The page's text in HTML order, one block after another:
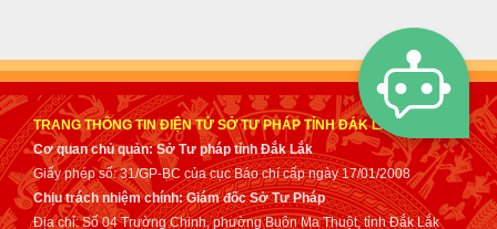
TRANG THÔNG TIN ĐIỆN TỬ SỞ TƯ PHÁP TỈNH ĐẮK LẮK
Cơ quan chủ quản: Sở Tư pháp tỉnh Đắk Lắk
Giấy phép số: 31/GP-BC của cục Báo chí cấp ngày 17/01/2008
Chịu trách nhiệm chính: Giám đốc Sở Tư Pháp
Địa chỉ: Số 04 Trường Chinh, phường Buôn Ma Thuột, tỉnh Đắk Lắk